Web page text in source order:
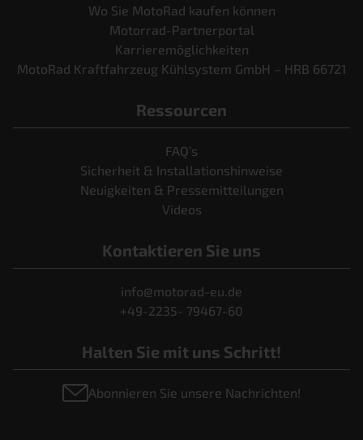
Wo Sie MotoRad kaufen können
Motorrad-Partnerportal
Karrieremöglichkeiten
MotoRad Kraftfahrzeug Kühlsystem GmbH – HRB 66721
Ressourcen
FAQ’s
Sicherheit & Installationshinweise
Neuigkeiten & Pressemitteilungen
Videos
Kontaktieren Sie uns
info@motorad-eu.de
+49-2235- 79467-60
Halten Sie mit uns Schritt!
Abonnieren Sie unsere Nachrichten!